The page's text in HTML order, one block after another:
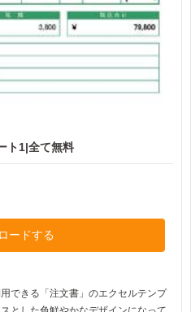
ト1|全て無料
ードする
できる「注文書」のエクセルテンプ